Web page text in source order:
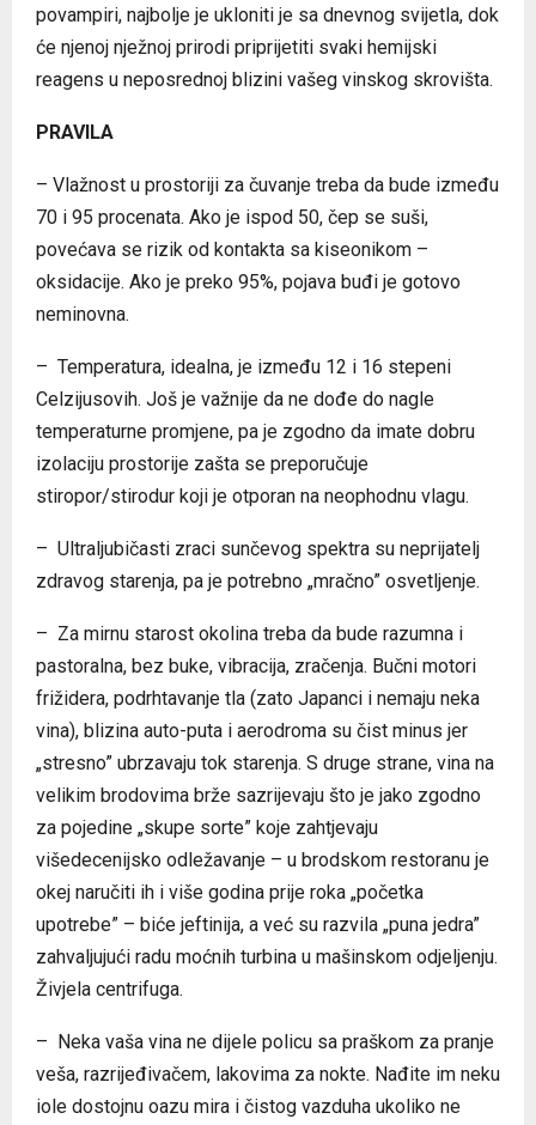
povampiri, najbolje je ukloniti je sa dnevnog svijetla, dok
će njenoj nježnoj prirodi priprijetiti svaki hemijski
reagens u neposrednoj blizini vašeg vinskog skrovišta.
PRAVILA
– Vlažnost u prostoriji za čuvanje treba da bude između
70 i 95 procenata. Ako je ispod 50, čep se suši,
povećava se rizik od kontakta sa kiseonikom –
oksidacije. Ako je preko 95%, pojava buđi je gotovo
neminovna.
– Temperatura, idealna, je između 12 i 16 stepeni
Celzijusovih. Još je važnije da ne dođe do nagle
temperaturne promjene, pa je zgodno da imate dobru
izolaciju prostorije zašta se preporučuje
stiropor/stirodur koji je otporan na neophodnu vlagu.
– Ultraljubičasti zraci sunčevog spektra su neprijatelj
zdravog starenja, pa je potrebno „mračno” osvetljenje.
– Za mirnu starost okolina treba da bude razumna i
pastoralna, bez buke, vibracija, zračenja. Bučni motori
frižidera, podrhtavanje tla (zato Japanci i nemaju neka
vina), blizina auto-puta i aerodroma su čist minus jer
„stresno” ubrzavaju tok starenja. S druge strane, vina na
velikim brodovima brže sazrijevaju što je jako zgodno
za pojedine „skupe sorte” koje zahtjevaju
višedecenijsko odležavanje – u brodskom restoranu je
okej naručiti ih i više godina prije roka „početka
upotrebe” – biće jeftinija, a već su razvila „puna jedra”
zahvaljujući radu moćnih turbina u mašinskom odjeljenju.
Živjela centrifuga.
– Neka vaša vina ne dijele policu sa praškom za pranje
veša, razrijeđivačem, lakovima za nokte. Nađite im neku
iole dostojnu oazu mira i čistog vazduha ukoliko ne